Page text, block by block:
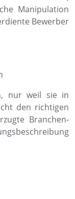
Manipulation
Bewerber
nur weil sie in
den richtigen
Branchen-